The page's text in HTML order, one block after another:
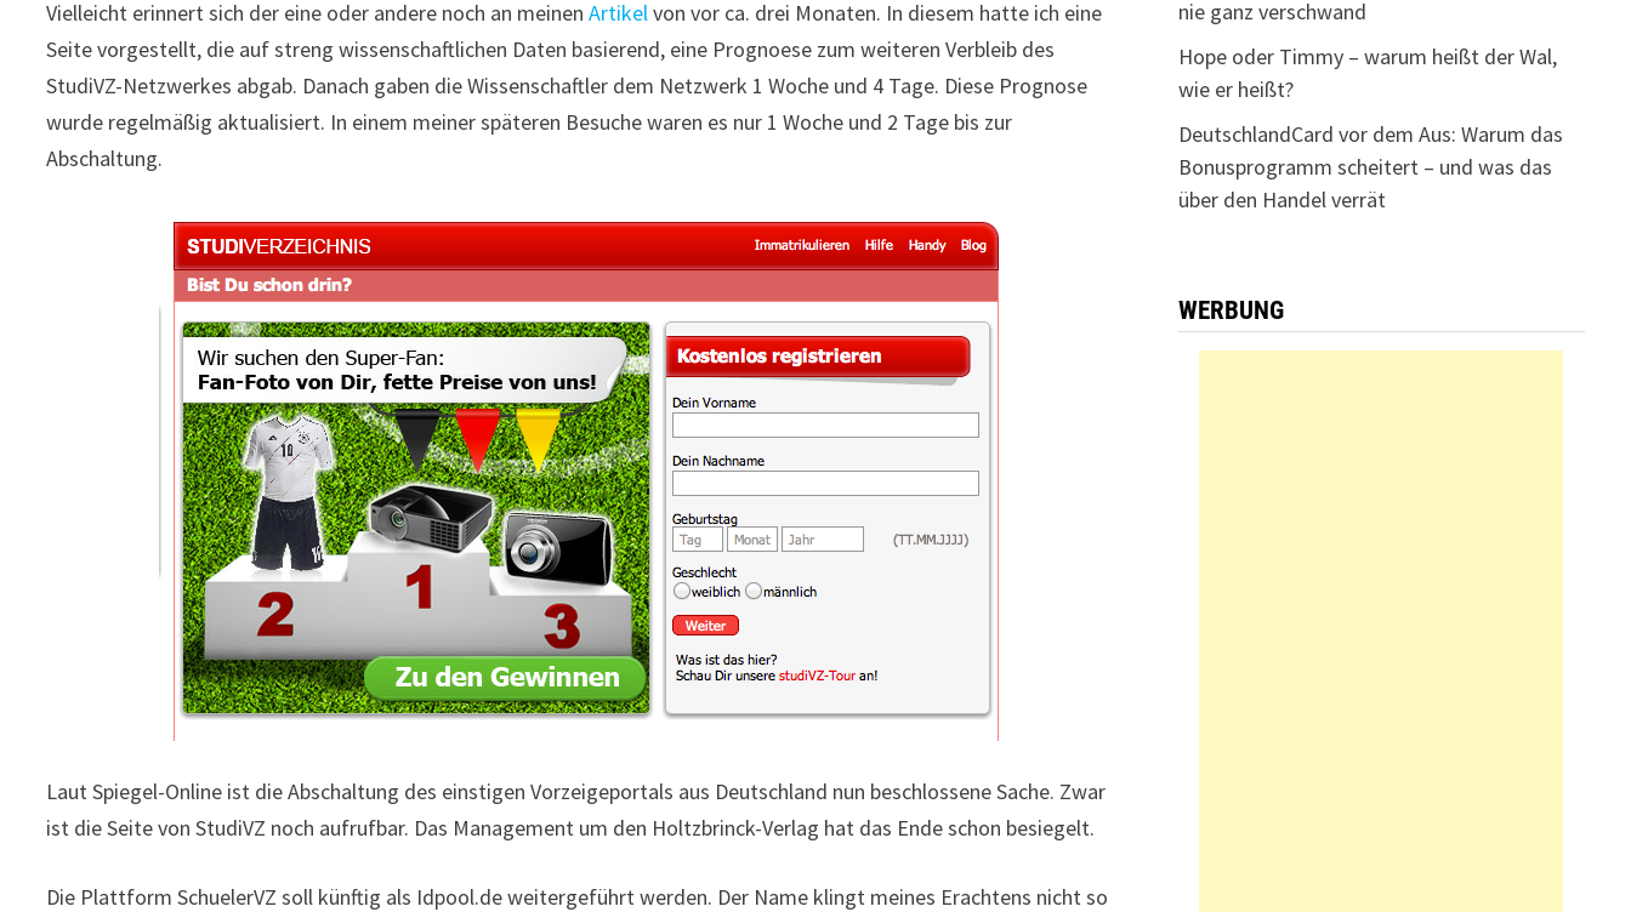
Vielleicht erinnert sich der eine oder andere noch an meinenArtikelvon vor ca. drei Monaten. In diesem hatte ich eine
Seite vorgestellt, die auf streng wissenschaftlichen Daten basierend, eine Prognoese zum weiteren Verbleib des
StudiVZ-Netzwerkes abgab. Danach gaben die Wissenschaftler dem Netzwerk 1 Woche und 4 Tage. Diese Prognose
wurde regelmäßig aktualisiert. In einem meiner späteren Besuche waren es nur 1 Woche und 2 Tage bis zur
Abschaltung.
Laut Spiegel-Online ist die Abschaltung des einstigen Vorzeigeportals aus Deutschland nun beschlossene Sache. Zwar
ist die Seite von StudiVZ noch aufrufbar. Das Management um den Holtzbrinck-Verlag hat das Ende schon besiegelt.
Die Plattform SchuelerVZ soll künftig als Idpool.de weitergeführt werden. Der Name klingt meines Erachtens nicht so
nie ganz verschwand
Hope oder Timmy – warum heißt der Wal,
wie er heißt?
DeutschlandCard vor dem Aus: Warum das
Bonusprogramm scheitert – und was das
über den Handel verrät
WERBUNG